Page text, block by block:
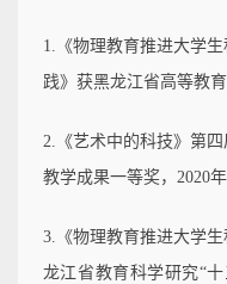
1.《物理教育推进大学
践》获黑龙江省高等教
2.《艺术中的科技》第
教学成果一等奖，2020年
3.《物理教育推进大学
龙江省教育科学研究“